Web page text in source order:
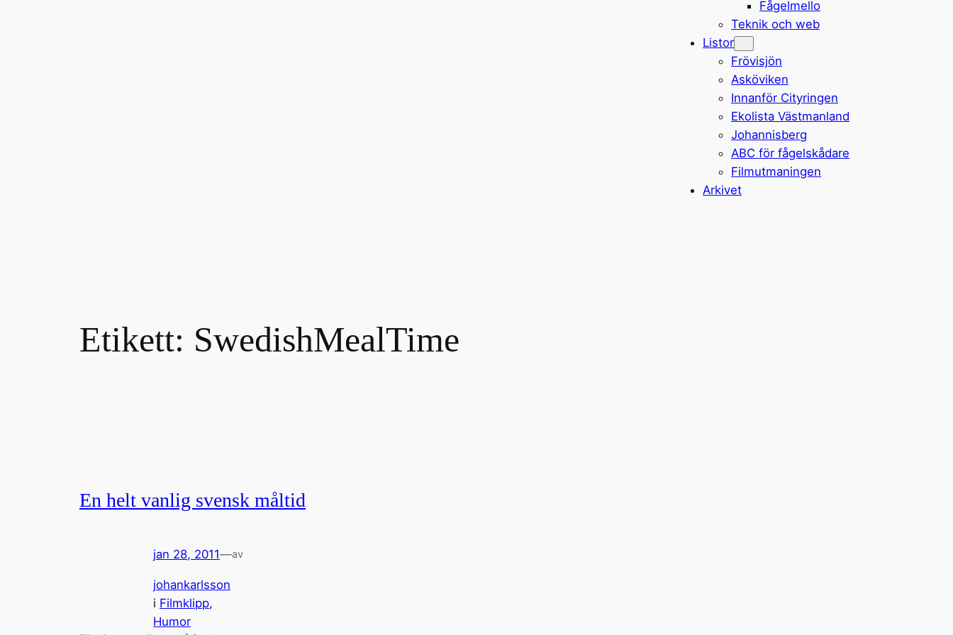
Fågelmello
Teknik och web
Listor
Frövisjön
Asköviken
Innanför Cityringen
Ekolista Västmanland
Johannisberg
ABC för fågelskådare
Filmutmaningen
Arkivet
Etikett: SwedishMealTime
En helt vanlig svensk måltid
jan 28, 2011—av
johankarlsson
i Filmklipp
Humor